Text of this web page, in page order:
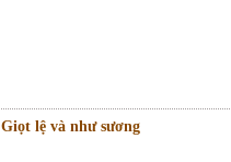
Giọt lệ và như sương